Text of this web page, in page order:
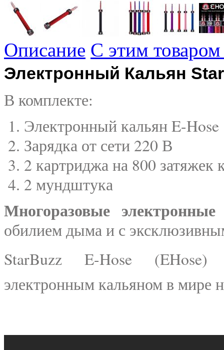
Описание С этим
Электронный Кальян
В комплекте:
Электронный кальян E-Hose
Зарядка от сети 220 В
2 картриджа на 800 затяжек
2 мундштука
Многоразовые
обилием дыма и с
StarBuzz E-Hose
электронным кальяном в мире